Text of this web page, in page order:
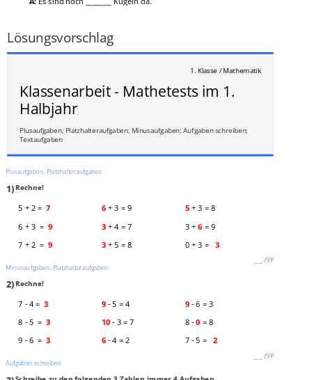
Lösungsvorschlag
1. Klasse / Mathematik
Klassenarbeit - Mathetests im 1.
Halbjahr
Plusaufgaben; Platzhalteraufgaben; Minusaufgaben; Aufgaben schreiben;
Textaufgaben
Plusaufgaben, Platzhalteraufgaben
1) Rechne!
5 + 2 =7 6+ 3 = 9 5+ 3 = 8
6 + 3 =9 3+ 4 = 7 3 +6 = 9
7 + 2 =9 3+ 5 = 8 0 + 3 = 3
/9P
Minusaufgaben, Platzhalteraufgaben
2) Rechne!
7 - 4 =3 9- 5 = 4 9- 6 = 3
8 - 5 =3 10- 3 = 7 8 -0 = 8
9 - 6 =3 6- 4 = 2 7 - 5 = 2
/9P
Aufgaben schreiben